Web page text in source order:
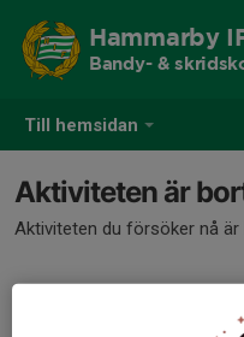
Till hemsidan
Hammarby
Bandy- &
Aktiviteten är
Aktiviteten du försöker nå